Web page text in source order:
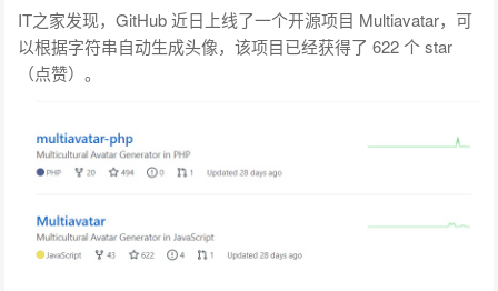
IT之家发现，GitHub 近日上线了一个开源项目 Multiavatar，可
以根据字符串自动生成头像，该项目已经获得了 622 个 star
（点赞）。